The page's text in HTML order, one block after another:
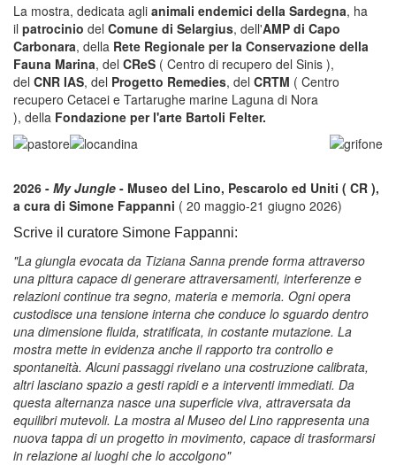
La mostra, dedicata agli animali endemici della Sardegna, ha
il patrocinio del Comune di Selargius, dell'AMP di Capo
Carbonara, della Rete Regionale per la Conservazione della
Fauna Marina, del CReS ( Centro di recupero del Sinis ),
del CNR IAS, del Progetto Remedies, del CRTM ( Centro
recupero Cetacei e Tartarughe marine Laguna di Nora
), della Fondazione per l'arte Bartoli Felter.
2026 - My Jungle - Museo del Lino, Pescarolo ed Uniti ( CR ),
a cura di Simone Fappanni ( 20 maggio-21 giugno 2026)
Scrive il curatore Simone Fappanni:
"La giungla evocata da Tiziana Sanna prende forma attraverso
una pittura capace di generare attraversamenti, interferenze e
relazioni continue tra segno, materia e memoria. Ogni opera
custodisce una tensione interna che conduce lo sguardo dentro
una dimensione fluida, stratificata, in costante mutazione. La
mostra mette in evidenza anche il rapporto tra controllo e
spontaneità. Alcuni passaggi rivelano una costruzione calibrata,
altri lasciano spazio a gesti rapidi e a interventi immediati. Da
questa alternanza nasce una superficie viva, attraversata da
equilibri mutevoli. La mostra al Museo del Lino rappresenta una
nuova tappa di un progetto in movimento, capace di trasformarsi
in relazione ai luoghi che lo accolgono"